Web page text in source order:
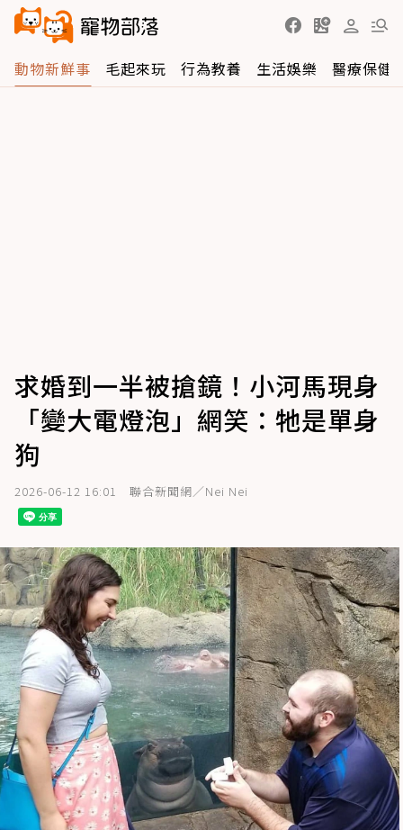
動物新鮮事 毛起來玩 行為教養 生活娛樂 醫療保健
求婚到一半被搶鏡！小河馬現身
「變大電燈泡」網笑：牠是單身
狗
2026-06-12 16:01 聯合新聞網／Nei Nei